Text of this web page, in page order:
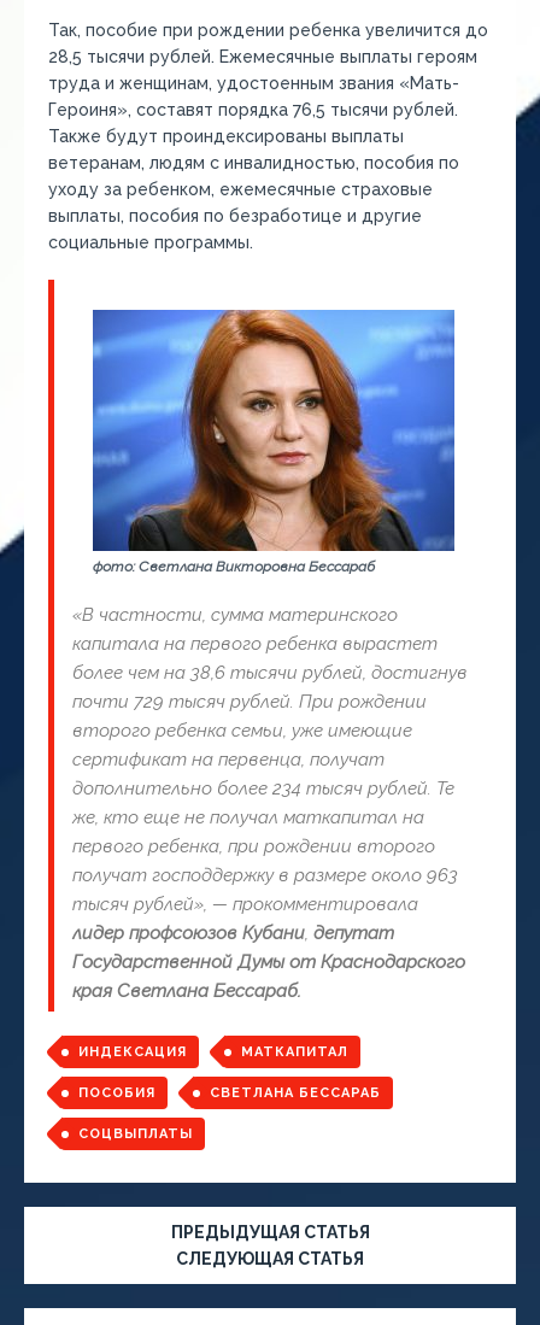
Так, пособие при рождении ребенка увеличится до
28,5 тысячи рублей. Ежемесячные выплаты героям
труда и женщинам, удостоенным звания «Мать-
Героиня», составят порядка 76,5 тысячи рублей.
Также будут проиндексированы выплаты
ветеранам, людям с инвалидностью, пособия по
уходу за ребенком, ежемесячные страховые
выплаты, пособия по безработице и другие
социальные программы.
фото: Светлана Викторовна Бессараб
«В частности, сумма материнского
капитала на первого ребенка вырастет
более чем на 38,6 тысячи рублей, достигнув
почти 729 тысяч рублей. При рождении
второго ребенка семьи, уже имеющие
сертификат на первенца, получат
дополнительно более 234 тысяч рублей. Те
же, кто еще не получал маткапитал на
первого ребенка, при рождении второго
получат господдержку в размере около 963
тысяч рублей», — прокомментировала
лидер профсоюзов Кубани, депутат
Государственной Думы от Краснодарского
края Светлана Бессараб.
ИНДЕКСАЦИЯ МАТКАПИТАЛ
ПОСОБИЯ СВЕТЛАНА БЕССАРАБ
СОЦВЫПЛАТЫ
ПРЕДЫДУЩАЯ СТАТЬЯ
СЛЕДУЮЩАЯ СТАТЬЯ